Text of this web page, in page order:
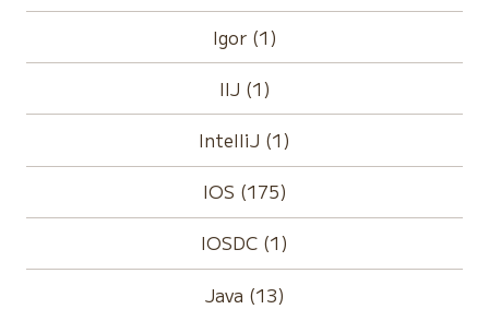
Igor (1)
IIJ (1)
IntelliJ (1)
IOS (175)
IOSDC (1)
Java (13)